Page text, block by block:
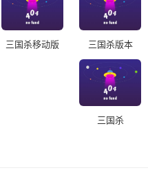
三国杀移动版 三国杀版本
三国杀